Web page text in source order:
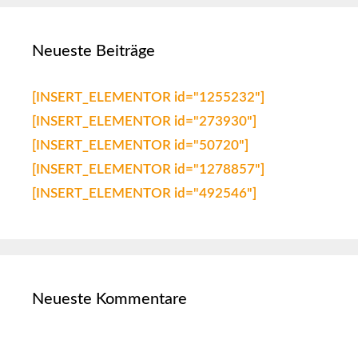
Neueste Beiträge
[INSERT_ELEMENTOR id="1255232"]
[INSERT_ELEMENTOR id="273930"]
[INSERT_ELEMENTOR id="50720"]
[INSERT_ELEMENTOR id="1278857"]
[INSERT_ELEMENTOR id="492546"]
Neueste Kommentare